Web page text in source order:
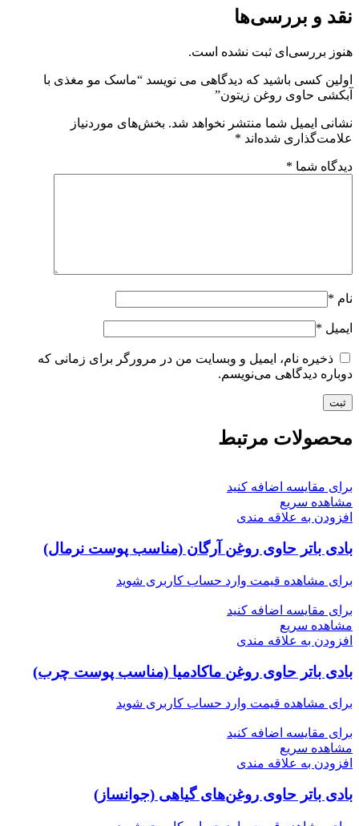
نقد و بررسی‌ها
هنوز بررسی‌ای ثبت نشده است.
اولین کسی باشید که دیدگاهی می نویسد “ماسک مو مغذی با
آبکشی حاوی روغن زیتون”
نشانی ایمیل شما منتشر نخواهد شد. بخش‌های موردنیاز
علامت‌گذاری شده‌اند *
دیدگاه شما *
نام *
ایمیل *
ذخیره نام، ایمیل و وبسایت من در مرورگر برای زمانی که
دوباره دیدگاهی می‌نویسم.
محصولات مرتبط
برای مقایسه اضافه کنید
مشاهده سریع
افزودن به علاقه مندی
بادی باتر حاوی روغن آرگان (مناسب پوست نرمال)
برای مشاهده قیمت وارد حساب کاربری شوید
برای مقایسه اضافه کنید
مشاهده سریع
افزودن به علاقه مندی
بادی باتر حاوی روغن ماکادمیا (مناسب پوست چرب)
برای مشاهده قیمت وارد حساب کاربری شوید
برای مقایسه اضافه کنید
مشاهده سریع
افزودن به علاقه مندی
بادی باتر حاوی روغن‌های گیاهی (جوانساز)